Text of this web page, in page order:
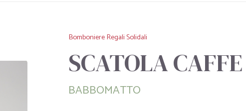
Bomboniere Regali Solidali
SCATOLA CAFFE
BABBOMATTO